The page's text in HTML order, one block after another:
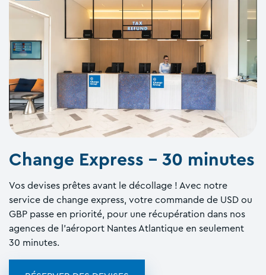
Change Express - 30 minutes
Vos devises prêtes avant le décollage ! Avec notre
service de change express, votre commande de USD ou
GBP passe en priorité, pour une récupération dans nos
agences de l'aéroport Nantes Atlantique en seulement
30 minutes.